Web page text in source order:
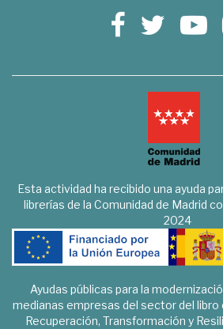
Esta actividad ha recibido una ayuda
librerías de la Comunidad de Madrid
2024
Ayudas públicas para la
medianas empresas del sector del libro
Recuperación, Transformación y